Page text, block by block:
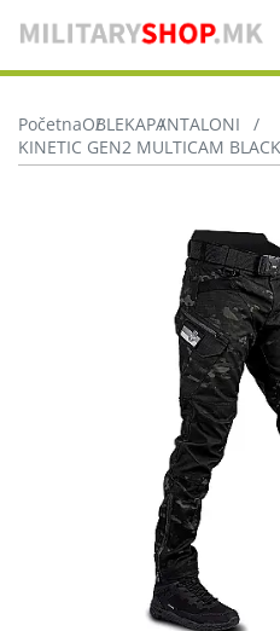
PočetnaOBLEKAPANTALONI
KINETIC GEN2 MULTICAM